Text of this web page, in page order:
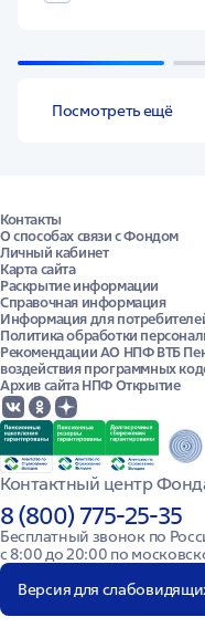
Посмотреть ещё
Контакты
О способах связи с Фондом
Личный кабинет
Карта сайта
Раскрытие информации
Справочная информация
Информация для
Политика обработки
Рекомендации АО НПФ ВТБ
воздействия программных
Архив сайта НПФ Открытие
Контактный центр
8 (800) 775-25-35
Бесплатный звонок по
с 8:00 до 20:00 по
Версия для